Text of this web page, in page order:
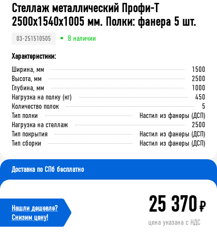
Стеллаж металлический Профи-Т
2500x1540x1005 мм. Полки: фанера 5 шт.
03-251510505
В наличии
Характеристики:
Ширина, мм
1500
Высота, мм
2500
Глубина, мм
1000
Нагрузка на полку (кг)
450
Количество полок
5
Тип полки
Настил из фанеры (ДСП)
Нагрузка на стеллаж
2500
Тип покрытия
Настил из фанеры (ДСП)
Тип сборки
Настил из фанеры (ДСП)
Доставка по СПб бесплатно
Нашли дешевле?
Cнизим цену!
25 370₽
цена указана с НДС